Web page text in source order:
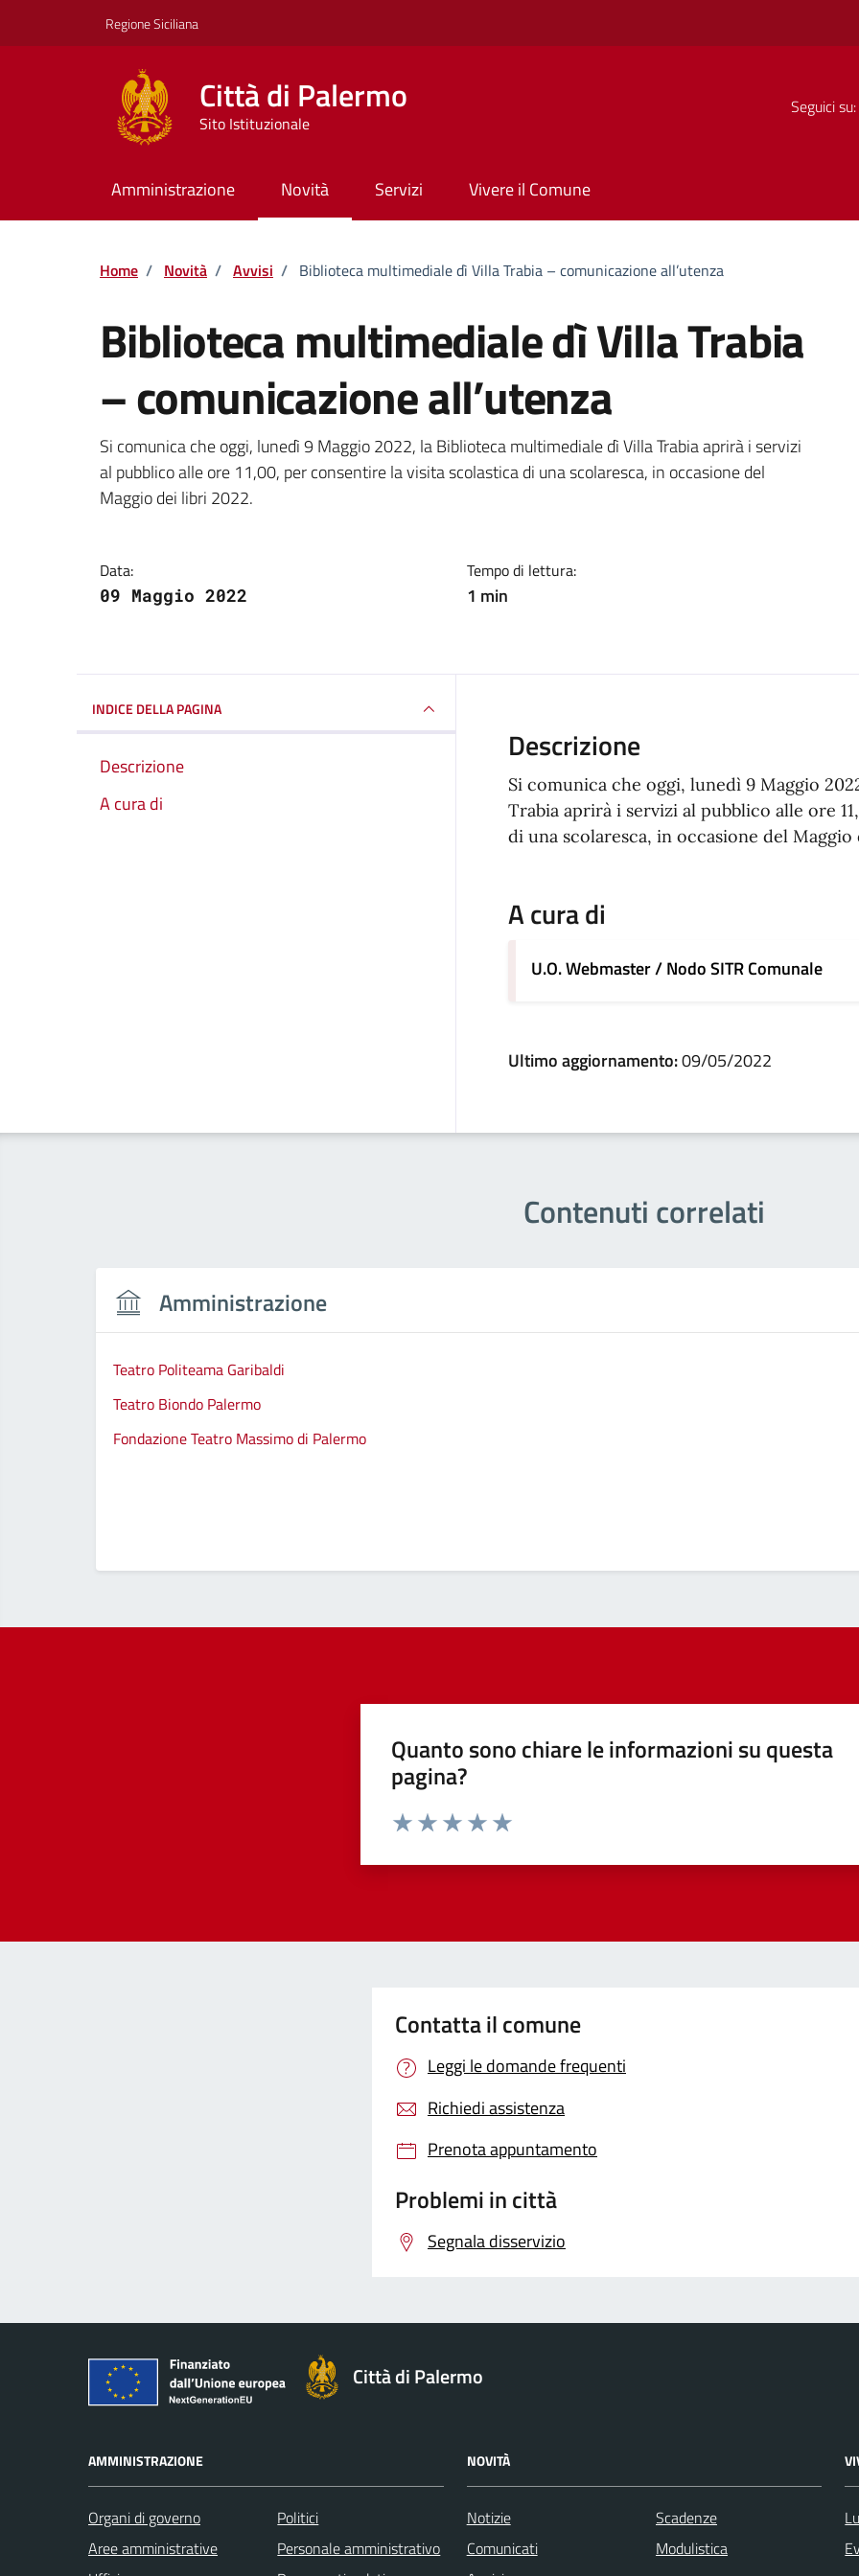
Regione Siciliana
Città di Palermo
Sito Istituzionale
Seguici su:
Amministrazione Novità Servizi Vivere il Comune
Home / Novità / Avvisi / Biblioteca multimediale dì Villa Trabia – comunicazione all’utenza
Biblioteca multimediale dì Villa Trabia
– comunicazione all’utenza
Dettagli della notizia
Si comunica che oggi, lunedì 9 Maggio 2022, la Biblioteca multimediale dì Villa Trabia aprirà i servizi
al pubblico alle ore 11,00, per consentire la visita scolastica di una scolaresca, in occasione del
Maggio dei libri 2022.
Data:
09 Maggio 2022
Tempo di lettura:
1 min
INDICE DELLA PAGINA
Descrizione
A cura di
Descrizione
Si comunica che oggi, lunedì 9 Maggio
Trabia aprirà i servizi al pubblico alle ore
di una scolaresca, in occasione del
A cura di
U.O. Webmaster / Nodo SITR Comunale
Ultimo aggiornamento:09/05/2022
Contenuti correlati
Amministrazione
Teatro Politeama Garibaldi
Teatro Biondo Palermo
Fondazione Teatro Massimo di Palermo
Quanto sono chiare le informazioni su questa
pagina?
Contatta il comune
Leggi le domande frequenti
Richiedi assistenza
Prenota appuntamento
Problemi in città
Segnala disservizio
Città di Palermo
AMMINISTRAZIONE
Organi di governo
Aree amministrative
Politici
Personale amministrativo
NOVITÀ
Notizie
Comunicati
Scadenze
Modulistica